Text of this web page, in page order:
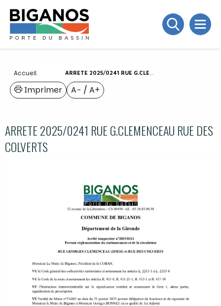
Accueil ARRETE 2025/0241 RUE G.CLEMENCEAU RUE DES COLVERTS
A− / A+
Imprimer
ARRETE 2025/0241 RUE G.CLEMENCEAU RUE DES
COLVERTS